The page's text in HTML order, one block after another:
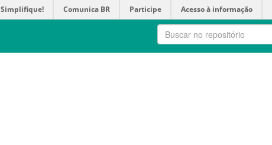
Simplifique! Comunica BR Participe Acesso à informação